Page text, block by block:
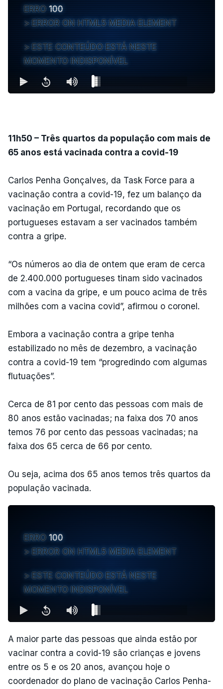
ERRO 100
ERROR ON HTML5 MEDIA ELEMENT
ESTE CONTEÚDO ESTÁ NESTE
MOMENTO INDISPONÍVEL
11h50 – Três quartos da população com mais de
65 anos está vacinada contra a covid-19
Carlos Penha Gonçalves, da Task Force para a
vacinação contra a covid-19, fez um balanço da
vacinação em Portugal, recordando que os
portugueses estavam a ser vacinados também
contra a gripe.
“Os números ao dia de ontem que eram de cerca
de 2.400.000 portugueses tinam sido vacinados
com a vacina da gripe, e um pouco acima de três
milhões com a vacina covid”, afirmou o coronel.
Embora a vacinação contra a gripe tenha
estabilizado no mês de dezembro, a vacinação
contra a covid-19 tem “progredindo com algumas
flutuações”.
Cerca de 81 por cento das pessoas com mais de
80 anos estão vacinadas; na faixa dos 70 anos
temos 76 por cento das pessoas vacinadas; na
faixa dos 65 cerca de 66 por cento.
Ou seja, acima dos 65 anos temos três quartos da
população vacinada.
ERRO 100
ERROR ON HTML5 MEDIA ELEMENT
ESTE CONTEÚDO ESTÁ NESTE
MOMENTO INDISPONÍVEL
A maior parte das pessoas que ainda estão por
vacinar contra a covid-19 são crianças e jovens
entre os 5 e os 20 anos, avançou hoje o
coordenador do plano de vacinação Carlos Penha-